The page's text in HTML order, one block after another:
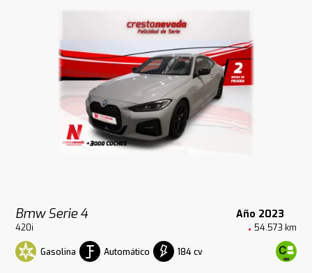
Bmw Serie 4 Año 2023
420i 54.573 km
Gasolina Automático 184 cv